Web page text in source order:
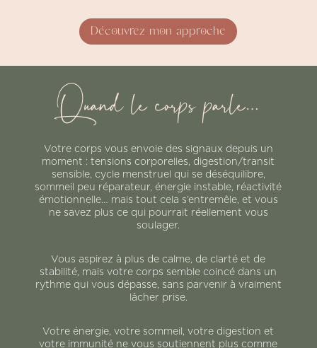
Découvrez mon approche
Quand le corps parle…
Votre corps vous envoie des signaux depuis un
moment : tensions corporelles, digestion/transit
sensible, cycle menstruel qui se déséquilibre,
sommeil peu réparateur, énergie instable, réactivité
émotionnelle… mais tout cela s’entremêle, et vous
ne savez plus ce qui pourrait réellement vous
soulager.
Vous aspirez à plus de calme, de clarté et de
stabilité, mais votre corps semble coincé dans un
rythme qui vous dépasse, sans parvenir à vraiment
lâcher prise.
Votre énergie, votre sommeil, votre digestion et
votre immunité ne vous soutiennent plus comme